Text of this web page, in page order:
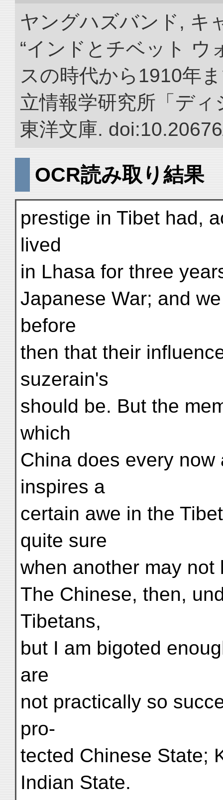
ヤングハズバンド, キ
“インドとチベット ウ
スの時代から1910年
立情報学研究所「デ
東洋文庫.
OCR読み取り結果
prestige in Tibet had,
lived
in Lhasa for three
Japanese War; and
before
then that their
suzerain's
should be. But the
which
China does every
inspires a
certain awe in the
quite sure
when another may not
The Chinese, then,
Tibetans,
but I am bigoted
are
not practically so
pro-
tected Chinese State;
Indian State.